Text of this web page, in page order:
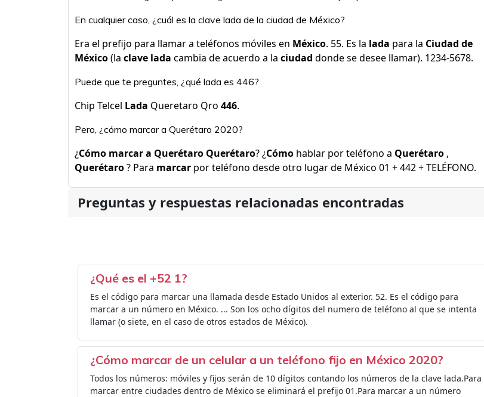
En cualquier caso, ¿cuál es la clave lada de la ciudad de México?
Era el prefijo para llamar a teléfonos móviles en México. 55. Es la lada para la Ciudad de
México(la clave lada cambia de acuerdo a la ciudad donde se desee llamar). 1234-5678.
Puede que te preguntes, ¿qué lada es 446?
Chip Telcel Lada Queretaro Qro 446.
Pero, ¿cómo marcar a Querétaro 2020?
¿Cómo marcar a Querétaro Querétaro? ¿Cómo hablar por teléfono a Querétaro ,
Querétaro? Para marcar por teléfono desde otro lugar de México 01 + 442 + TELÉFONO.
Preguntas y respuestas relacionadas encontradas
¿Qué es el +52 1?
Es el código para marcar una llamada desde Estado Unidos al exterior. 52. Es el código para
marcar a un número en México. ... Son los ocho dígitos del numero de teléfono al que se intenta
llamar (o siete, en el caso de otros estados de México).
¿Cómo marcar de un celular a un teléfono fijo en México 2020?
Todos los números: móviles y fijos serán de 10 dígitos contando los números de la clave lada.Para
marcar entre ciudades dentro de México se eliminará el prefijo 01.Para marcar a un número